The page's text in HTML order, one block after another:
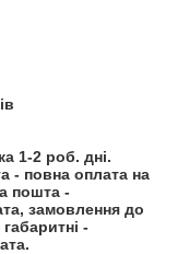
1-2 роб. дні.
- повна оплата на
пошта -
замовлення до
габаритні -